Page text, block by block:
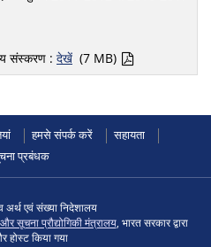
संस्करण : देखें (7 MB)
हमसे संपर्क करें
सहायता
प्रबंधक
अर्थ एवं संख्या निदेशालय
सूचना प्रौद्योगिकी मंत्रालय, भारत सरकार द्वारा
होस्ट किया गया